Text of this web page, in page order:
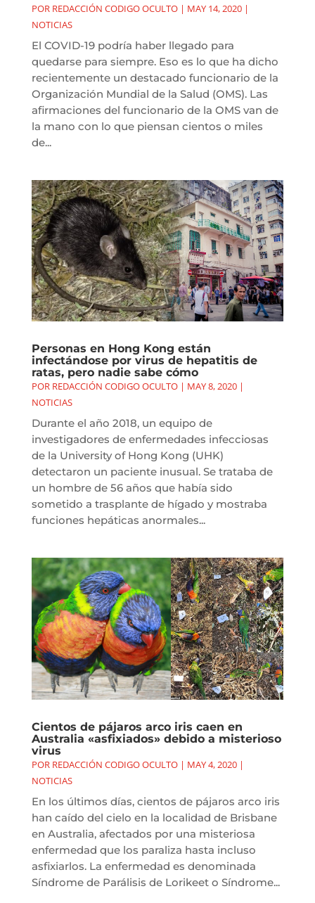
POR REDACCIÓN CODIGO OCULTO| MAY 14, 2020|
NOTICIAS
El COVID-19 podría haber llegado para
quedarse para siempre. Eso es lo que ha dicho
recientemente un destacado funcionario de la
Organización Mundial de la Salud (OMS). Las
afirmaciones del funcionario de la OMS van de
la mano con lo que piensan cientos o miles
de...
Personas en Hong Kong están
infectándose por virus de hepatitis de
ratas, pero nadie sabe cómo
POR REDACCIÓN CODIGO OCULTO| MAY 8, 2020|
NOTICIAS
Durante el año 2018, un equipo de
investigadores de enfermedades infecciosas
de la University of Hong Kong (UHK)
detectaron un paciente inusual. Se trataba de
un hombre de 56 años que había sido
sometido a trasplante de hígado y mostraba
funciones hepáticas anormales...
Cientos de pájaros arco iris caen en
Australia «asfixiados» debido a misterioso
virus
POR REDACCIÓN CODIGO OCULTO| MAY 4, 2020|
NOTICIAS
En los últimos días, cientos de pájaros arco iris
han caído del cielo en la localidad de Brisbane
en Australia, afectados por una misteriosa
enfermedad que los paraliza hasta incluso
asfixiarlos. La enfermedad es denominada
Síndrome de Parálisis de Lorikeet o Síndrome...